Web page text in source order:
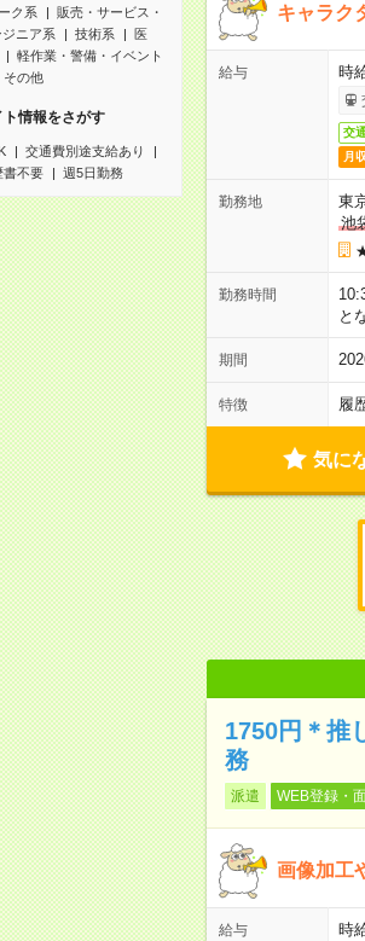
ク系
販売・サービス・
ニア系 技術系
医
軽作業・警備・イベント
その他
情報をさがす
交通費別途支給あり
書不要 週5日勤務
キャラク
給与 時
交
月
勤務地
東
池
勤務時間
と
期間
特徴 履
気に
1750円＊推
務
派遣 WEB登録・
画像加工
給与 時